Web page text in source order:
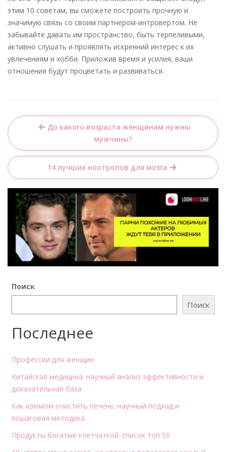
этим 10 советам, вы сможете построить прочную и
значимую связь со своим партнером-интровертом. Не
забывайте давать им пространство, быть терпеливыми,
активно слушать и проявлять искренний интерес к их
увлечениям и хобби. Приложив время и усилия, ваши
отношения будут процветать и развиваться.
Навигация
по
записям
До какого возраста женщинам нужны
мужчины?
14 лучших ноотропов для мозга
Поиск
Поиск
Последнее
Профессии для женщин
Китайская медицина: научный анализ эффективности и
доказательная база
Как изюмом очистить печень: научный подход и
пошаговая методика
Продукты богатые клетчаткой: список топ 50